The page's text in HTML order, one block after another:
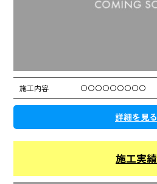
施工内容 〇〇〇〇〇〇〇〇〇
詳細を見る
施工実績